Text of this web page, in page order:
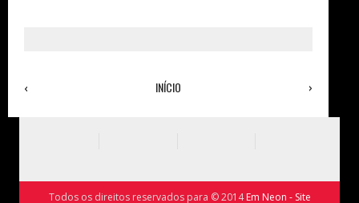
‹ ›
INÍCIO
Todos os direitos reservados para © 2014Em Neon - Site